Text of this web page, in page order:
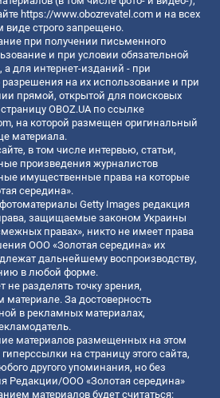
https://www.obozrevatel.com и на всех
строго запрещено.
при получении письменного
и при условии обязательной
а для интернет-изданий - при
на их использование и при
прямой, открытой для поисковых
OBOZ.UA по ссылке
, на которой размещен оригинальный
материала.
в том числе интервью, статьи,
произведения журналистов
имущественные права на которые
середина».
Getty Images редакция
защищаемые законом Украины
правах», никто не имеет права
ООО «Золотая середина» их
дальнейшему воспроизводству,
в любой форме.
не разделять точку зрения,
За достоверность
в рекламных материалах,
материалов размещенных на этом
на страницу этого сайта,
другого упоминания, но без
Редакции/ООО «Золотая середина»
материалов будет считаться: